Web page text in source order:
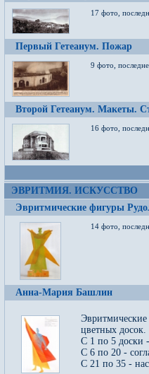
17 фото,
Первый Гетеанум. Пожар
9 фото,
Второй Гетеанум. Макеты.
16 фото,
ЭВРИТМИЯ. ИСКУССТВО
Эвритмические фигуры
14 фото,
Анна-Мария Башлин
цветных досок.
С 1 по 5 доски
С 6 по 20 -
С 21 по 35 -